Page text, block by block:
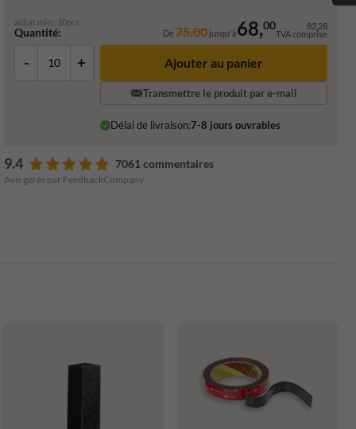
achat min.: 10pcs
Quantité: De75,00 jusqu'à68,00 82,28
TVA comprise
- + Ajouter au panier
Transmettre le produit par e-mail
Délai de livraison:7-8 jours ouvrables
9.4 7061 commentaires
Avis gérés par FeedbackCompany